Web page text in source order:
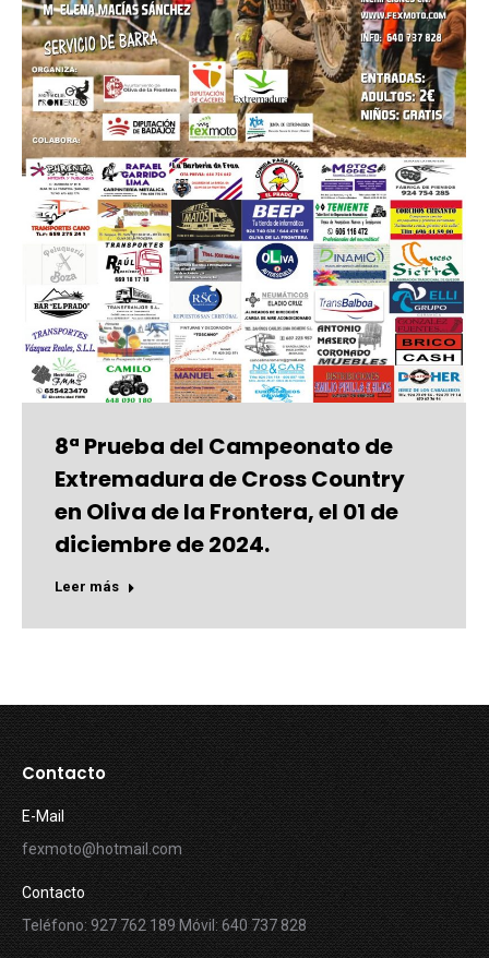
8ª Prueba del Campeonato de
Extremadura de Cross Country
en Oliva de la Frontera, el 01 de
diciembre de 2024.
Leer más
Contacto
E-Mail
fexmoto@hotmail.com
Contacto
Teléfono: 927 762 189 Móvil: 640 737 828